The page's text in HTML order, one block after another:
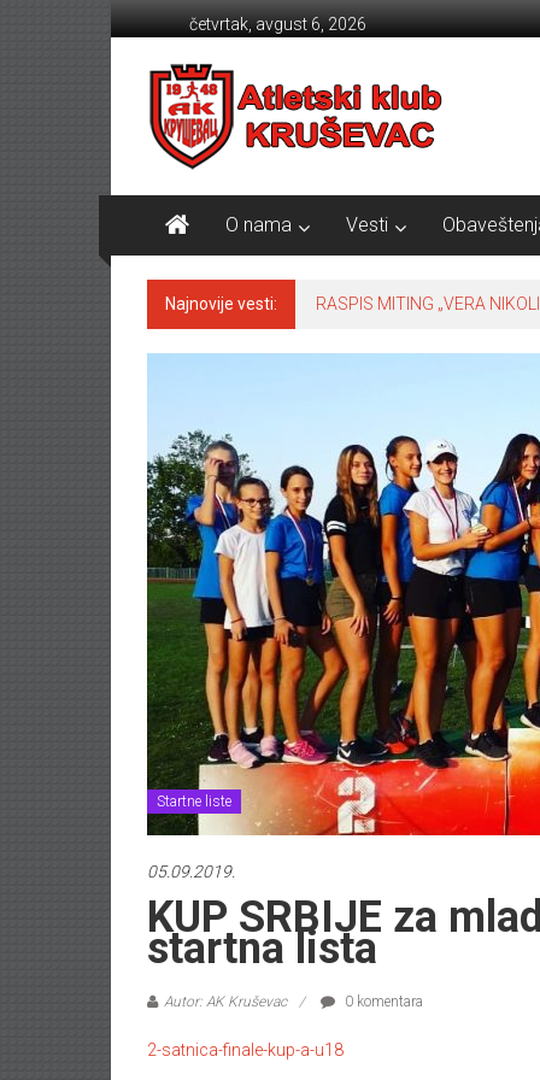
četvrtak, avgust 6, 2026
Atletski klub KRUŠEVAC
O nama Vesti
Najnovije vesti: RASPIS MITING „VERA
Startne liste
05.09.2019.
KUP SRBIJE za
startna lista
Autor: AK Kruševac 0 komentara
2-satnica-finale-kup-a-u18